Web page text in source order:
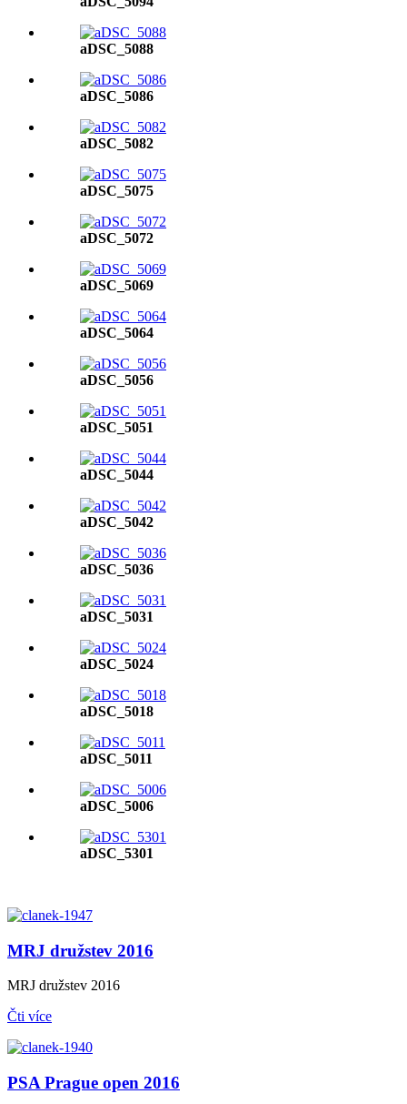
aDSC_5088
aDSC_5086
aDSC_5082
aDSC_5075
aDSC_5072
aDSC_5069
aDSC_5064
aDSC_5056
aDSC_5051
aDSC_5044
aDSC_5042
aDSC_5036
aDSC_5031
aDSC_5024
aDSC_5018
aDSC_5011
aDSC_5006
aDSC_5301
MRJ družstev 2016
MRJ družstev 2016
Čti více
PSA Prague open 2016